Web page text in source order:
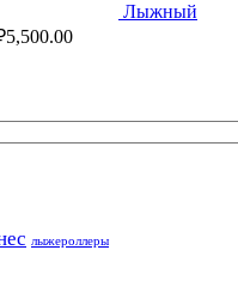
Лыжный
5,500.00
лыжероллеры